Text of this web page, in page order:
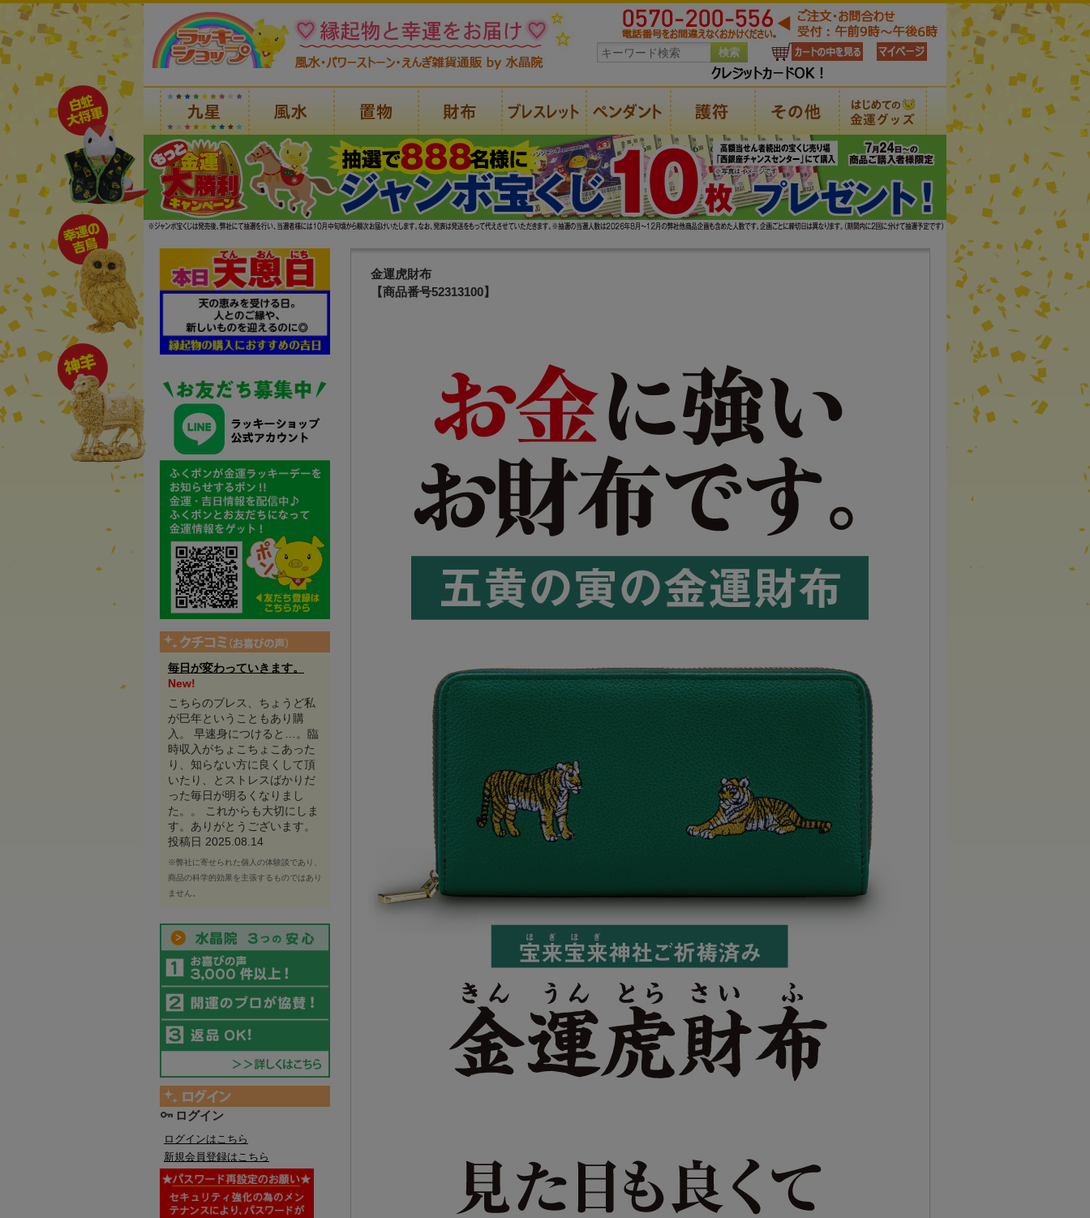
毎日が変わっていきます。
New!
こちらのブレス、ちょうど私
が巳年ということもあり購
入。 早速身につけると…。臨
時収入がちょこちょこあった
り、知らない方に良くして頂
いたり、とストレスばかりだ
った毎日が明るくなりまし
た。。 これからも大切にしま
す。ありがとうございます。
投稿日 2025.08.14
※弊社に寄せられた個人の体験談であり、
商品の科学的効果を主張するものではあり
ません。
ログイン
ログインはこちら
新規会員登録はこちら
金運虎財布
【商品番号52313100】